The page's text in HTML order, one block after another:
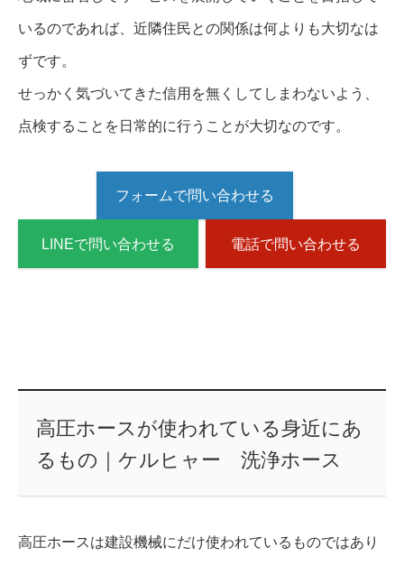
いるのであれば、近隣住民との関係は何よりも大切なは
ずです。
せっかく気づいてきた信用を無くしてしまわないよう、
点検することを日常的に行うことが大切なのです。
フォームで問い合わせる
LINEで問い合わせる 電話で問い合わせる
高圧ホースが使われている身近にあ
るもの｜ケルヒャー 洗浄ホース
高圧ホースは建設機械にだけ使われているものではあり